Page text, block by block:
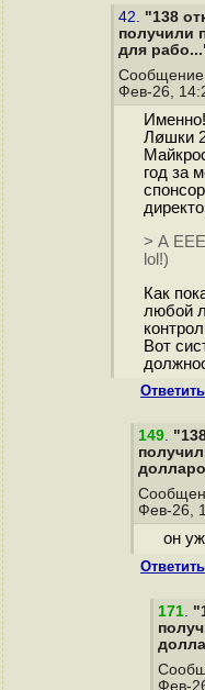
42. "138
получили
для
Сообщение
Фев-26,
Именно!
Лøшки
год за
> А
lol!)
Как
любой
Вот
Ответить
149.
Фев-26,
он
Ответить
171.
Фев-